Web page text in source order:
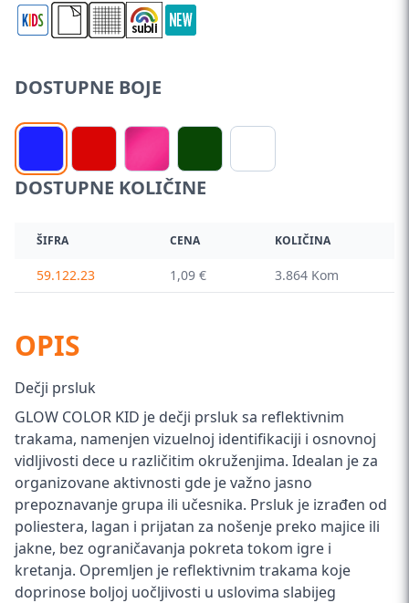
DOSTUPNE BOJE
DOSTUPNE KOLIČINE
ŠIFRA CENA KOLIČINA
59.122.23 1,09 € 3.864 Kom
OPIS
Dečji prsluk
GLOW COLOR KID je dečji prsluk sa reflektivnim
trakama, namenjen vizuelnoj identifikaciji i osnovnoj
vidljivosti dece u različitim okruženjima. Idealan je za
organizovane aktivnosti gde je važno jasno
prepoznavanje grupa ili učesnika. Prsluk je izrađen od
poliestera, lagan i prijatan za nošenje preko majice ili
jakne, bez ograničavanja pokreta tokom igre i
kretanja. Opremljen je reflektivnim trakama koje
doprinose boljoj uočljivosti u uslovima slabijeg